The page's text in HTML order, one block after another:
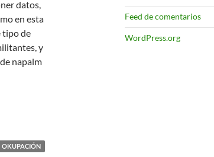
datos,
en esta
tipo de
y
napalm
artículo en defensa de la okupación
OKUPACIÓN
Feed de comentarios
WordPress.org